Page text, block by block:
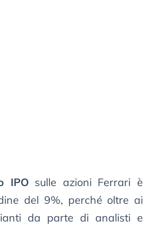
IPOsulle azioni Ferrari è
del 9%, perché oltre ai
da parte di analisti e